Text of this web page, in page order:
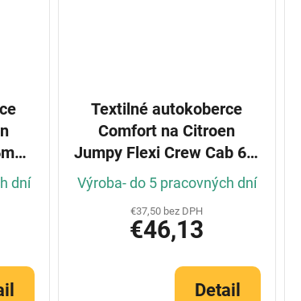
dní
Textilné autokoberce
Comfort na Citroen
Jumpy Flexi Crew Cab 6m
2018- (Konfigurátor)
Výroba- do 5 pracovných dní
€37,50 bez DPH
€46,13
Detail